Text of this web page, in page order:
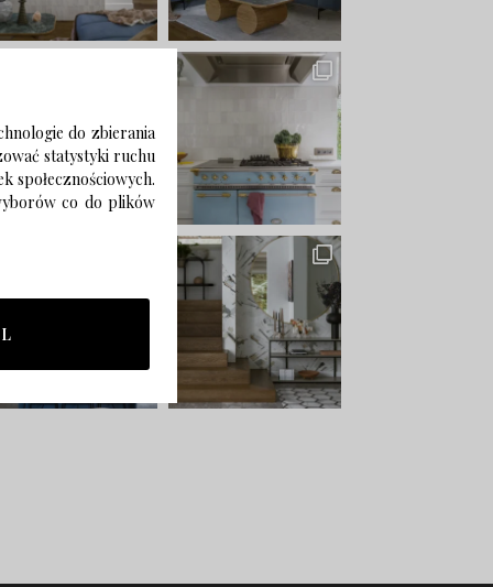
do zbierania
statystyki ruchu
społecznościowych.
co do plików